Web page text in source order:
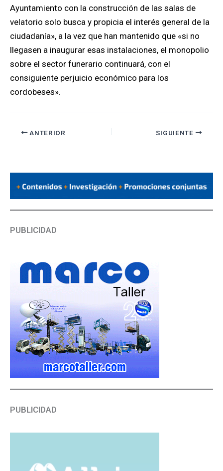
Ayuntamiento con la construcción de las salas de
velatorio solo busca y propicia el interés general de la
ciudadanía», a la vez que han mantenido que «si no
llegasen a inaugurar esas instalaciones, el monopolio
sobre el sector funerario continuará, con el
consiguiente perjuicio económico para los
cordobeses».
ANTERIOR SIGUIENTE
PUBLICIDAD
PUBLICIDAD